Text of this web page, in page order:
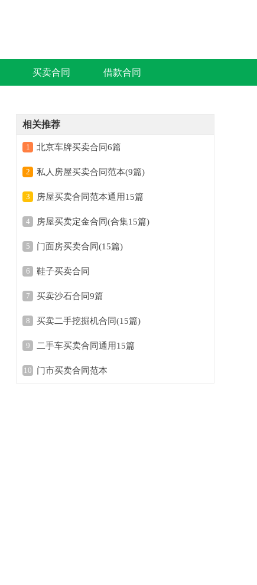
买卖合同 借款合同
相关推荐
1 北京车牌买卖合同6篇
2 私人房屋买卖合同范本(9篇)
3 房屋买卖合同范本通用15篇
4 房屋买卖定金合同(合集15篇)
5 门面房买卖合同(15篇)
6 鞋子买卖合同
7 买卖沙石合同9篇
8 买卖二手挖掘机合同(15篇)
9 二手车买卖合同通用15篇
10 门市买卖合同范本